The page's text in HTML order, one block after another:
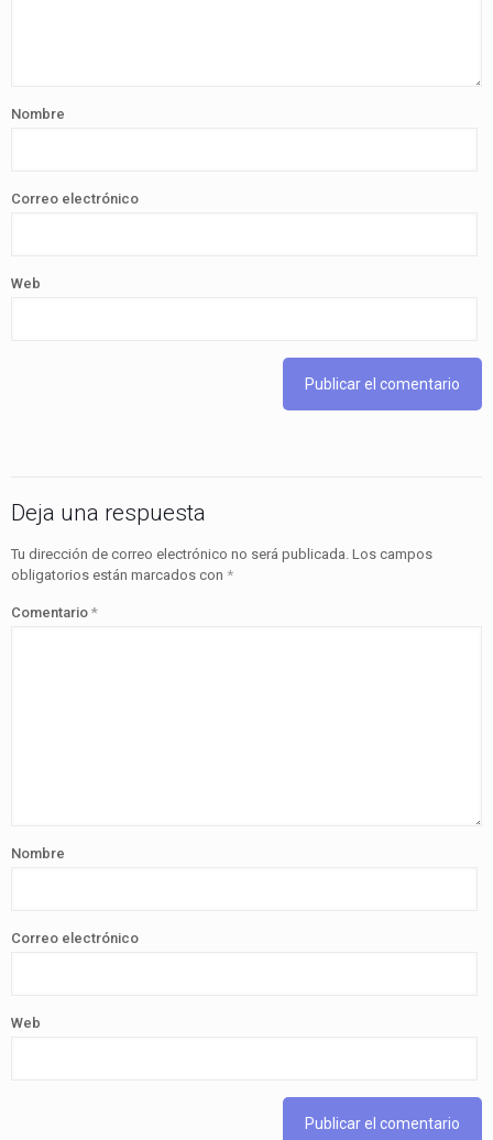
Nombre
Correo electrónico
Web
Deja una respuesta
Tu dirección de correo electrónico no será publicada. Los campos
obligatorios están marcados con *
Comentario *
Nombre
Correo electrónico
Web